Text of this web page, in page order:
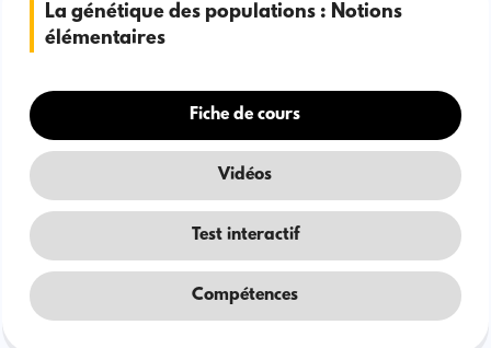
La génétique des populations : Notions
élémentaires
Fiche de cours
Vidéos
Test interactif
Compétences